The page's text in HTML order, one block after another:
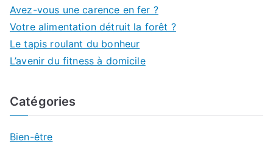
Avez-vous une carence en fer ?
Votre alimentation détruit la forêt ?
Le tapis roulant du bonheur
L’avenir du fitness à domicile
Catégories
Bien-être